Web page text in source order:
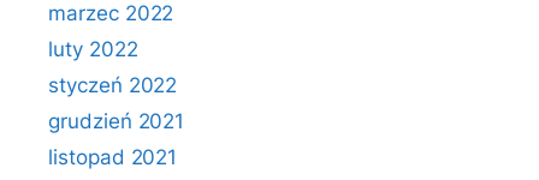
marzec 2022
luty 2022
styczeń 2022
grudzień 2021
listopad 2021